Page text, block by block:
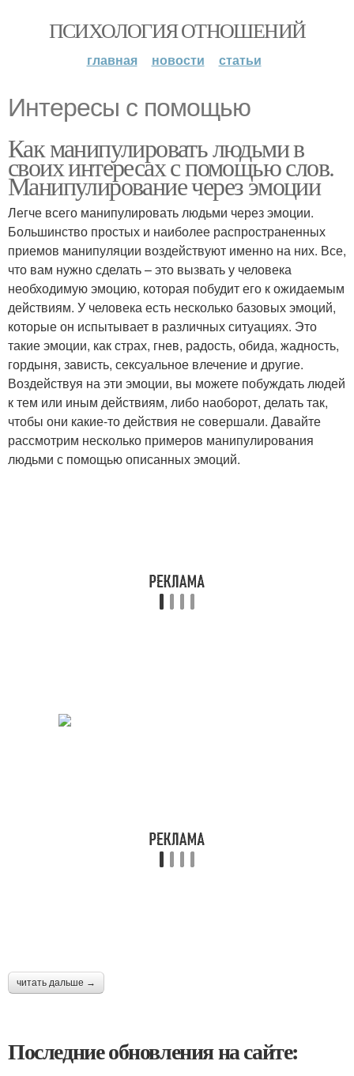
ПСИХОЛОГИЯ ОТНОШЕНИЙ
главная новости статьи
Интересы с помощью
Как манипулировать людьми в
своих интересах с помощью слов.
Манипулирование через эмоции
Легче всего манипулировать людьми через эмоции.
Большинство простых и наиболее распространенных
приемов манипуляции воздействуют именно на них. Все,
что вам нужно сделать – это вызвать у человека
необходимую эмоцию, которая побудит его к ожидаемым
действиям. У человека есть несколько базовых эмоций,
которые он испытывает в различных ситуациях. Это
такие эмоции, как страх, гнев, радость, обида, жадность,
гордыня, зависть, сексуальное влечение и другие.
Воздействуя на эти эмоции, вы можете побуждать людей
к тем или иным действиям, либо наоборот, делать так,
чтобы они какие-то действия не совершали. Давайте
рассмотрим несколько примеров манипулирования
людьми с помощью описанных эмоций.
читать дальше →
Последние обновления на сайте: